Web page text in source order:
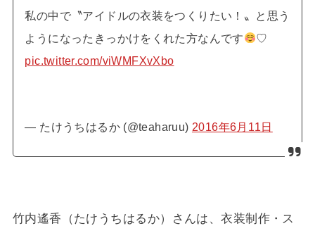
私の中で〝アイドルの衣装をつくりたい！〟と思う
ようになったきっかけをくれた方なんです
♡
pic.twitter.com/viWMFXvXbo
— たけうちはるか (@teaharuu) 2016年6月11日
竹内遙香（たけうちはるか）さんは、衣装制作・ス